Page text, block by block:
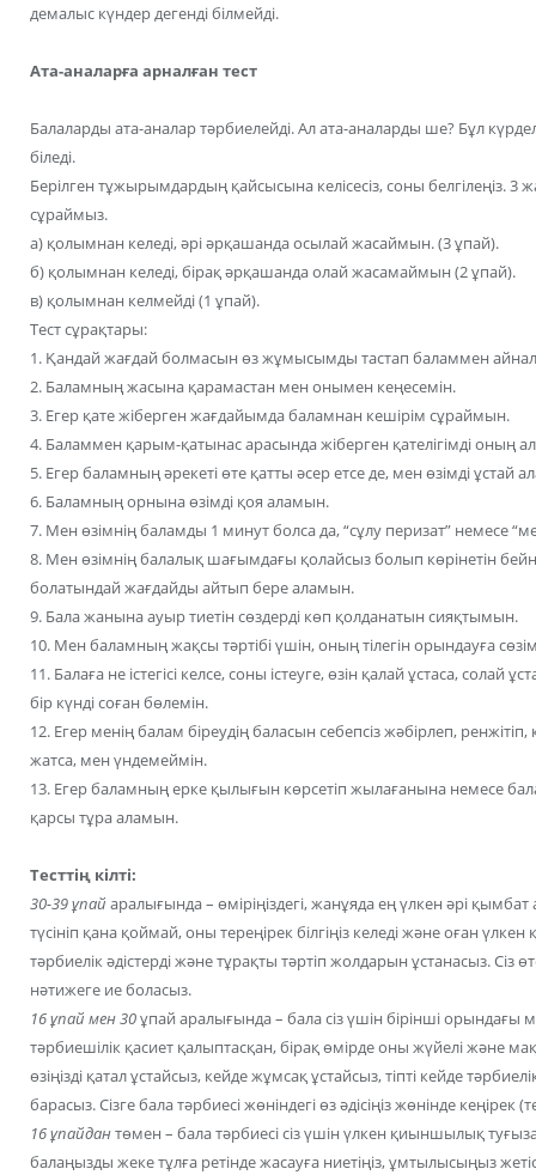
демалыс күндер дегенді білмейді.
Ата-аналарға арналған тест
Балаларды ата-аналар тәрбиелейді. Ал ата-аналарды ше? Бұл
біледі.
Берілген тұжырымдардың қайсысына келісесіз, соны белгілеңіз. 3
сұраймыз.
а) қолымнан келеді, әрі әрқашанда осылай жасаймын. (3 ұпай).
б) қолымнан келеді, бірақ әрқашанда олай жасамаймын (2 ұпай).
в) қолымнан келмейді (1 ұпай).
Тест сұрақтары:
1. Қандай жағдай болмасын өз жұмысымды тастап баламмен
2. Баламның жасына қарамастан мен онымен кеңесемін.
3. Егер қате жіберген жағдайымда баламнан кешірім сұраймын.
4. Баламмен қарым-қатынас арасында жіберген қателігімді оның
5. Егер баламның әрекеті өте қатты әсер етсе де, мен өзімді ұстай
6. Баламның орнына өзімді қоя аламын.
7. Мен өзімнің баламды 1 минут болса да, “сұлу перизат” немесе
8. Мен өзімнің балалық шағымдағы қолайсыз болып көрінетін
болатындай жағдайды айтып бере аламын.
9. Бала жанына ауыр тиетін сөздерді көп қолданатын сияқтымын.
10. Мен баламның жақсы тәртібі үшін, оның тілегін орындауға
11. Балаға не істегісі келсе, соны істеуге, өзін қалай ұстаса, солай
бір күнді соған бөлемін.
12. Егер менің балам біреудің баласын себепсіз жәбірлеп,
жатса, мен үндемеймін.
13. Егер баламның ерке қылығын көрсетіп жылағанына немесе
қарсы тұра аламын.
Тесттің кілті:
30-39 ұпай аралығында – өміріңіздегі, жанұяда ең үлкен әрі
түсініп қана қоймай, оны тереңірек білгіңіз келеді және оған
тәрбиелік әдістерді және тұрақты тәртіп жолдарын ұстанасыз.
нәтижеге ие боласыз.
16 ұпай мен 30ұпай аралығында – бала сіз үшін бірінші орындағы
тәрбиешілік қасиет қалыптасқан, бірақ өмірде оны жүйелі және
өзіңізді қатал ұстайсыз, кейде жұмсақ ұстайсыз, тіпті кейде
барасыз. Сізге бала тәрбиесі жөніндегі өз әдісіңіз жөнінде кеңірек
16 ұпайдантөмен – бала тәрбиесі сіз үшін үлкен қиыншылық
балаңызды жеке тұлға ретінде жасауға ниетіңіз, ұмтылысыңыз